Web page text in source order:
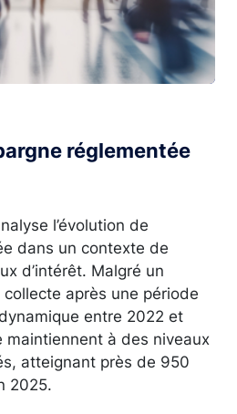
réglementée
l’évolution de
dans un contexte de
d’intérêt. Malgré un
après une période
entre 2022 et
maintiennent à des niveaux
atteignant près de 950
2025.